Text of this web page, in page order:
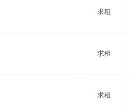
求租
求租
求租